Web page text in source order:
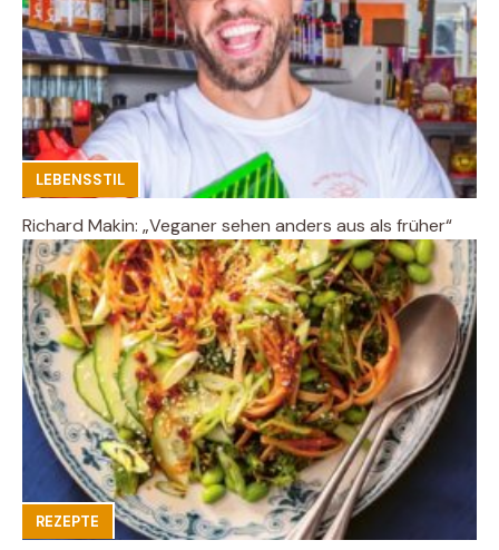
LEBENSSTIL
Richard Makin: „Veganer sehen anders aus als früher“
REZEPTE